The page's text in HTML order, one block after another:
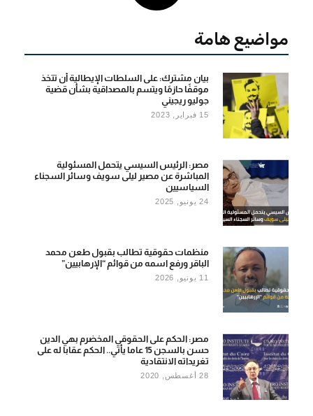
مواضيع هامة
بيان مشترك: على السلطات الإيطالية أن تتخذ
موقفًا حازمًا ويتسم بالمصداقية بشأن قضية
جوليو ريجيني
15 فبراير, 2023
مصر: الرئيس السيسي يتحمل المسئولية
المباشرة عن مصير ليلى سويف وسائر السجناء
السياسيين
24 يونيو, 2025
منظمات حقوقية تطالب بقبول طعن محمد
الباقر ورفع اسمه من قوائم “الإرهابيين”
11 يونيو, 2026
مصر: الحكم على الحقوقي المخضرم بهي الدين
حسن بالسجن 15 عاما يأتي.. الحكم عقابا له على
تغريداته الانتقادية
28 أغسطس, 2020